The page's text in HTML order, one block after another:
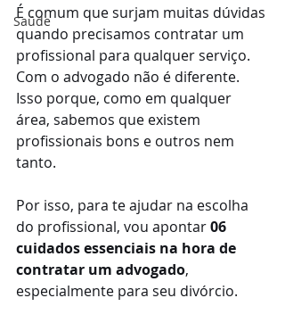
Saúde
É comum que surjam muitas dúvidas
quando precisamos contratar um
profissional para qualquer serviço.
Com o advogado não é diferente.
Isso porque, como em qualquer
área, sabemos que existem
profissionais bons e outros nem
tanto.
Por isso, para te ajudar na escolha
do profissional, vou apontar 06
cuidados essenciais na hora de
contratar um advogado,
especialmente para seu divórcio.